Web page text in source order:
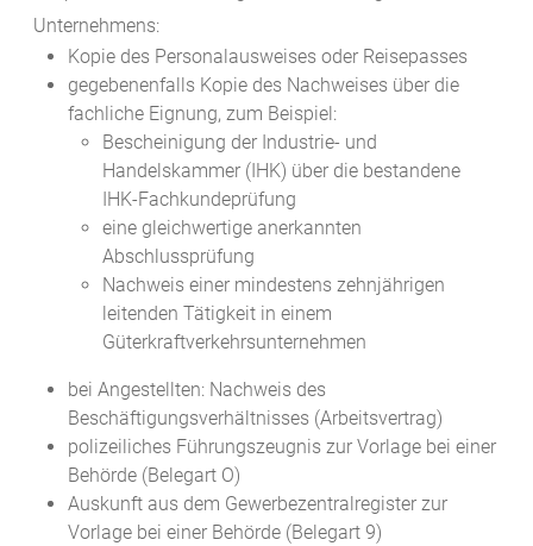
Unternehmens:
Kopie des Personalausweises oder Reisepasses
gegebenenfalls Kopie des Nachweises über die
fachliche Eignung, zum Beispiel:
Bescheinigung der Industrie- und
Handelskammer (IHK) über die bestandene
IHK-Fachkundeprüfung
eine gleichwertige anerkannten
Abschlussprüfung
Nachweis einer mindestens zehnjährigen
leitenden Tätigkeit in einem
Güterkraftverkehrsunternehmen
bei Angestellten: Nachweis des
Beschäftigungsverhältnisses (Arbeitsvertrag)
polizeiliches Führungszeugnis zur Vorlage bei einer
Behörde (Belegart O)
Auskunft aus dem Gewerbezentralregister zur
Vorlage bei einer Behörde (Belegart 9)